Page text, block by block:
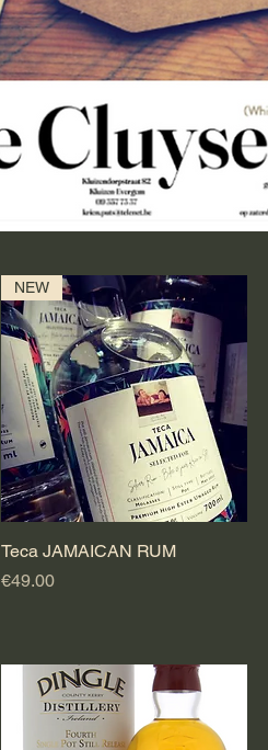
Quick View
NEW
Teca JAMAICAN RUM
Price
€49.00